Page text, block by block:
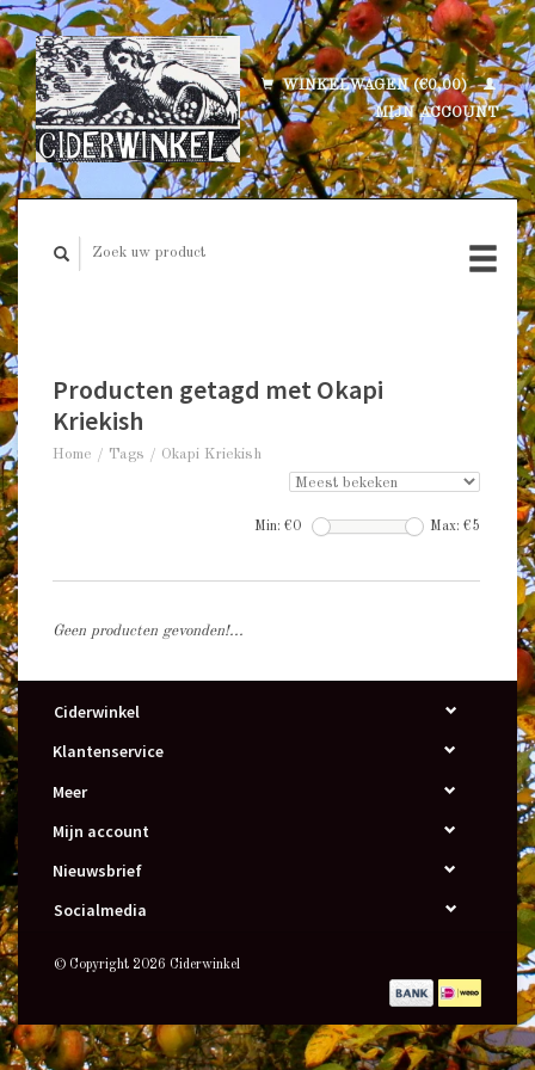
WINKELWAGEN (€0,00)
MIJN ACCOUNT
Producten getagd met Okapi
Kriekish
Home / Tags / Okapi Kriekish
Min: €0 Max: €5
Geen producten gevonden!...
Ciderwinkel
Klantenservice
Meer
Mijn account
Nieuwsbrief
Socialmedia
© Copyright 2026 Ciderwinkel